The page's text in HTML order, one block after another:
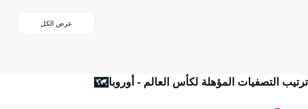
عرض الكل
ترتيب التصفيات المؤهلة لكأس العالم - أوروبا